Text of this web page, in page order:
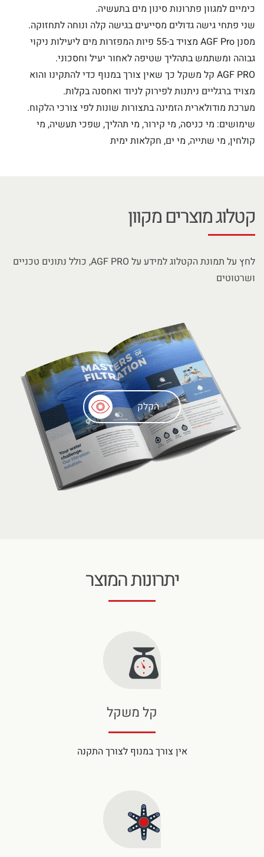
כימיים למגוון פתרונות סינון מים בתעשיה.
שני פתחי גישה גדולים מסייעים בגישה קלה ונוחה לתחזוקה.
מסנן AGF Pro מצויד ב-55 פיות המפזרות מים ליעילות ניקוי
גבוהה ומשתמש בתהליך שטיפה לאחור יעיל וחסכוני.
AGF PRO קל משקל כך שאין צורך במנוף כדי להתקינו והוא
מצויד ברגליים ניתנות לפירוק לניוד ואחסנה בקלות.
מערכת מודולארית הזמינה בתצורות שונות לפי צורכי הלקוח.
שימושים: מי כניסה, מי קירור, מי תהליך, שפכי תעשיה, מי
קולחין, מי שתייה, מי ים, חקלאות ימית
קטלוג מוצרים מקוון
לחץ על תמונת הקטלוג למידע על AGF PRO, כולל נתונים טכניים
ושרטוטים
הקלק
יתרונות המוצר
קל משקל
אין צורך במנוף לצורך התקנה